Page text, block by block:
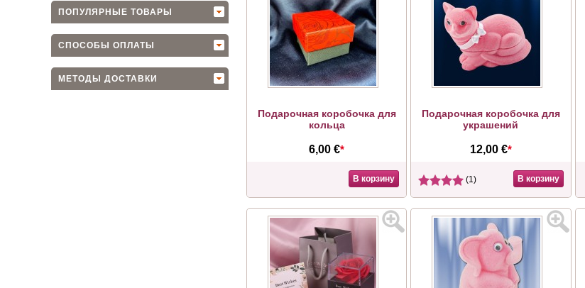
ПОПУЛЯРНЫЕ ТОВАРЫ
СПОСОБЫ ОПЛАТЫ
МЕТОДЫ ДОСТАВКИ
Подарочная коробочка для
кольца
6,00 €*
В корзину
Подарочная коробочка для
украшений
12,00 €*
(1) В корзину